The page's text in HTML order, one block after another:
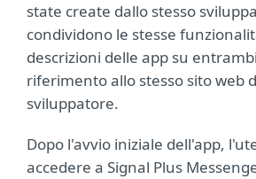
state create dallo stesso
condividono le stesse
descrizioni delle app su
riferimento allo stesso sito web
sviluppatore.
Dopo l'avvio iniziale dell'app,
accedere a Signal Plus